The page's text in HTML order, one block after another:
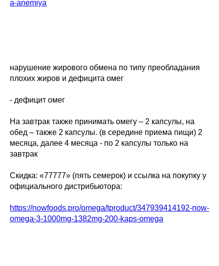
a-anemiya
нарушение жирового обмена по типу преобладания
плохих жиров и дефицита омег
- дефицит омег
На завтрак также принимать омегу – 2 капсулы, на
обед – также 2 капсулы. (в середине приема пищи) 2
месяца, далее 4 месяца - по 2 капсулы только на
завтрак
Скидка: «77777» (пять семерок) и ссылка на покупку у
официального дистрибьютора:
https://nowfoods.pro/omega/tproduct/347939414192-now-
omega-3-1000mg-1382mg-200-kaps-omega